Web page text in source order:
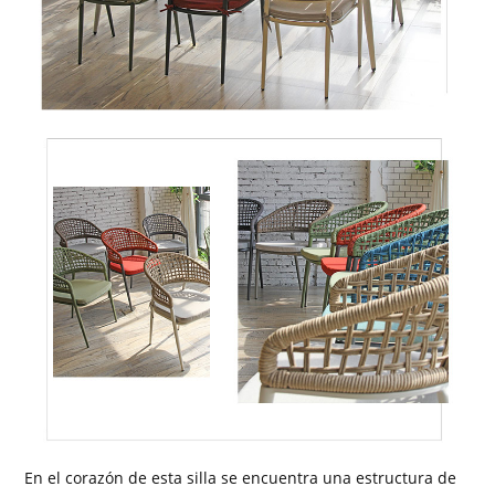
En el corazón de esta silla se encuentra una estructura de